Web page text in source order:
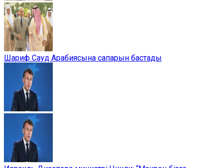
Шариф Сауд Арабиясына сапарын бастады